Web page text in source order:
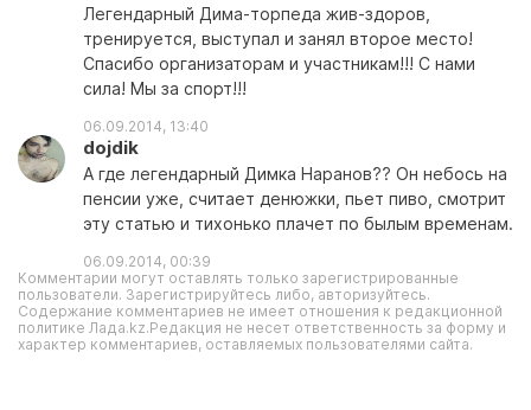
Легендарный Дима-торпеда жив-здоров,
тренируется, выступал и занял второе место!
Спасибо организаторам и участникам!!! С нами
сила! Мы за спорт!!!
06.09.2014, 13:40
dojdik
А где легендарный Димка Наранов?? Он небось на
пенсии уже, считает денюжки, пьет пиво, смотрит
эту статью и тихонько плачет по былым временам.
06.09.2014, 00:39
Комментарии могут оставлять только зарегистрированные
пользователи. Зарегистрируйтесь либо, авторизуйтесь.
Содержание комментариев не имеет отношения к редакционной
политике Лада.kz.Редакция не несет ответственность за форму и
характер комментариев, оставляемых пользователями сайта.